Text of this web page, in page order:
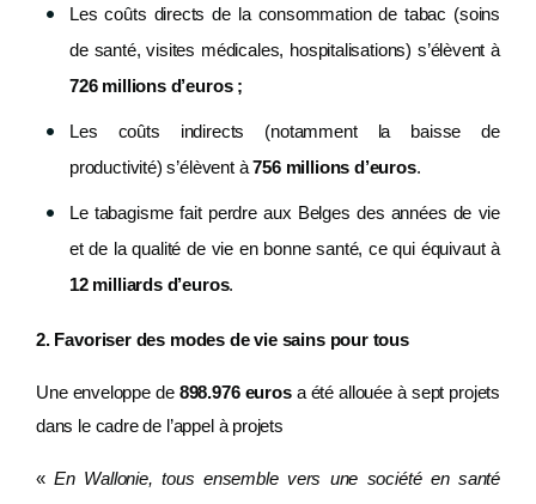
Les coûts directs de la consommation de tabac (soins
de santé, visites médicales, hospitalisations) s’élèvent à
726 millions d’euros ;
Les coûts indirects (notamment la baisse de
productivité) s’élèvent à756 millions d’euros.
Le tabagisme fait perdre aux Belges des années de vie
et de la qualité de vie en bonne santé, ce qui équivaut à
12 milliards d’euros.
2. Favoriser des modes de vie sains pour tous
Une enveloppe de 898.976 eurosa été allouée à sept projets
dans le cadre de l’appel à projets
«En Wallonie, tous ensemble vers une société en santé